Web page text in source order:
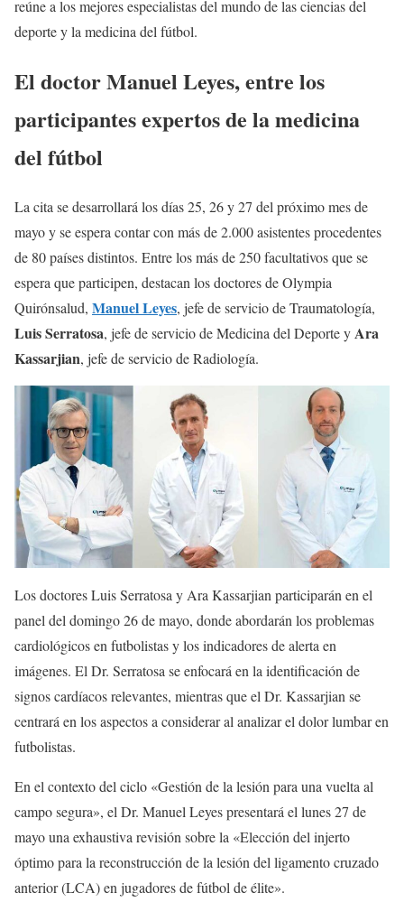
reúne a los mejores especialistas del mundo de las ciencias del
deporte y la medicina del fútbol.
El doctor Manuel Leyes, entre los
participantes expertos de la medicina
del fútbol
La cita se desarrollará los días 25, 26 y 27 del próximo mes de
mayo y se espera contar con más de 2.000 asistentes procedentes
de 80 países distintos. Entre los más de 250 facultativos que se
espera que participen, destacan los doctores de Olympia
Quirónsalud, Manuel Leyes, jefe de servicio de Traumatología,
Luis Serratosa, jefe de servicio de Medicina del Deporte yAra
Kassarjian, jefe de servicio de Radiología.
Los doctores Luis Serratosa y Ara Kassarjian participarán en el
panel del domingo 26 de mayo, donde abordarán los problemas
cardiológicos en futbolistas y los indicadores de alerta en
imágenes. El Dr. Serratosa se enfocará en la identificación de
signos cardíacos relevantes, mientras que el Dr. Kassarjian se
centrará en los aspectos a considerar al analizar el dolor lumbar en
futbolistas.
En el contexto del ciclo «Gestión de la lesión para una vuelta al
campo segura», el Dr. Manuel Leyes presentará el lunes 27 de
mayo una exhaustiva revisión sobre la «Elección del injerto
óptimo para la reconstrucción de la lesión del ligamento cruzado
anterior (LCA) en jugadores de fútbol de élite».